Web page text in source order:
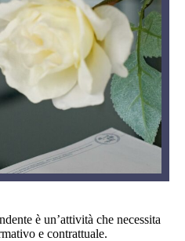
è un’attività che necessita
e contrattuale.